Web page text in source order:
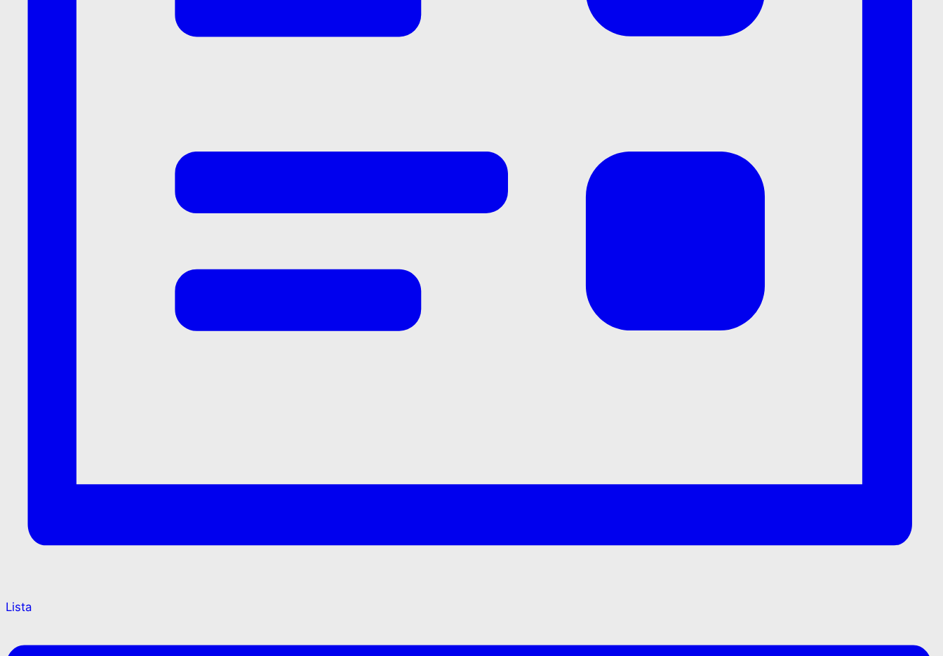
Lista